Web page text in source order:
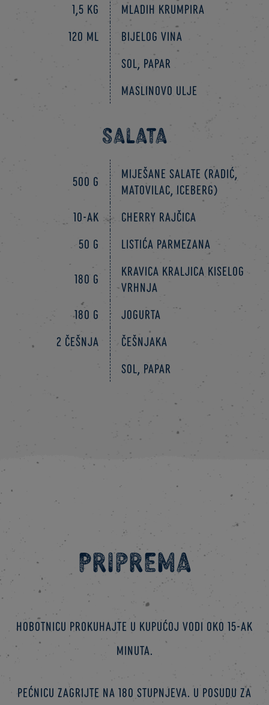
1,5 kg
mladih krumpira
120 ml
bijelog vina
Sol, papar
Maslinovo ulje
Salata
500 g
miješane salate (radić,
matovilac, iceberg)
10-ak
cherry rajčica
50 g
listića parmezana
180 g
Kravica Kraljica kiselog
vrhnja
180 g
jogurta
2 češnja
češnjaka
Sol, papar
Priprema
Hobotnicu prokuhajte u kupućoj vodi oko 15-ak
minuta.
Pećnicu zagrijte na 180 stupnjeva. U posudu za